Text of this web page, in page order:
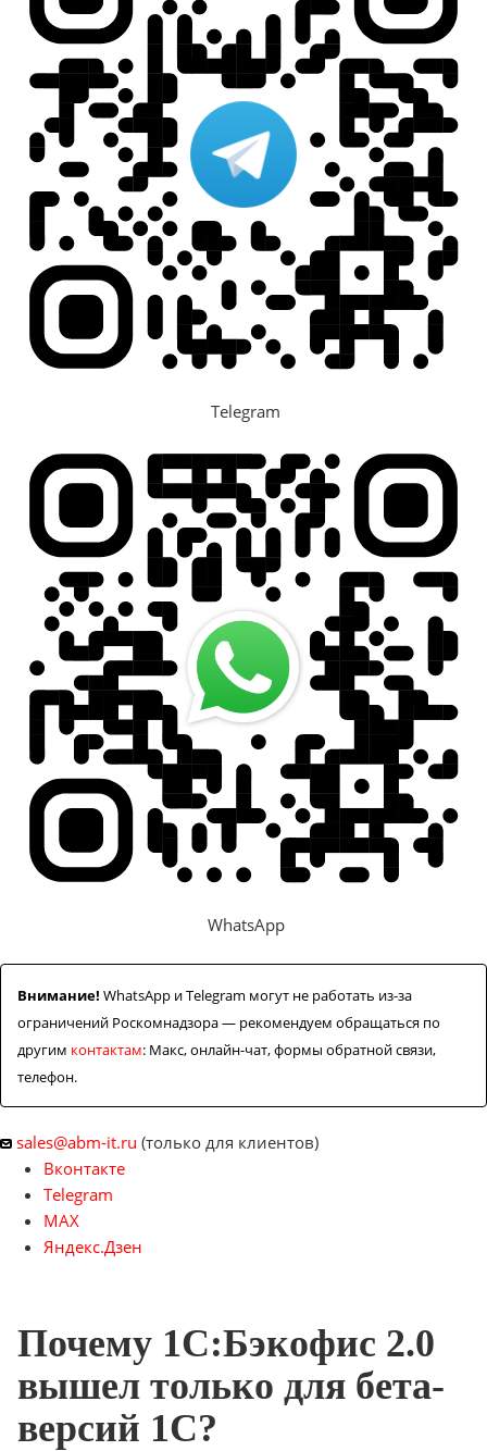
Telegram
WhatsApp
Внимание! WhatsApp и Telegram могут не работать из-за
ограничений Роскомнадзора — рекомендуем обращаться по
другим контактам: Макс, онлайн-чат, формы обратной связи,
телефон.
sales@abm-it.ru (только для клиентов)
Вконтакте
Telegram
MAX
Яндекс.Дзен
Почему 1С:Бэкофис 2.0
вышел только для бета-
версий 1С?